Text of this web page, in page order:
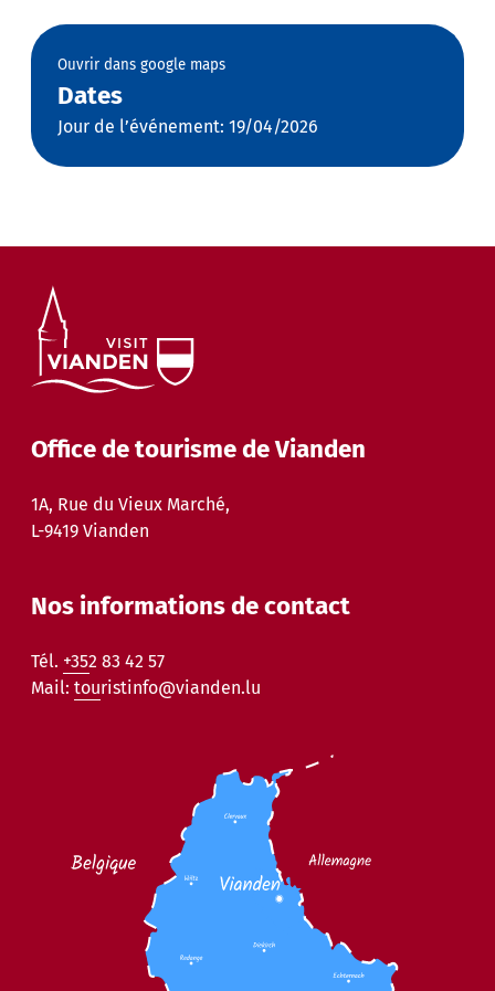
Ouvrir dans google maps
Dates
Jour de l’événement: 19/04/2026
Office de tourisme de Vianden
1A, Rue du Vieux Marché,
L-9419 Vianden
Nos informations de contact
Tél. +352 83 42 57
Mail: touristinfo@vianden.lu